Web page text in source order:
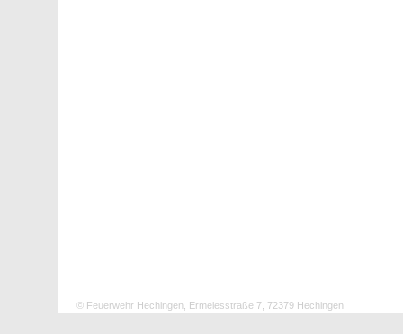
© Feuerwehr Hechingen, Ermelesstraße 7, 72379 Hechingen